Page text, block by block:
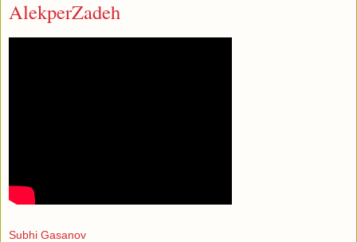
AlekperZadeh
Subhi Gasanov